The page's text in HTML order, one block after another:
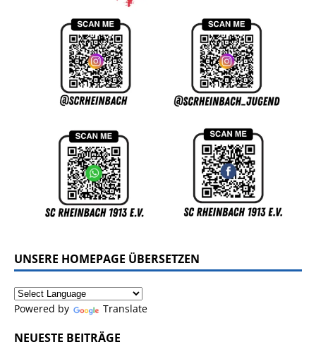
UNSERE HOMEPAGE ÜBERSETZEN
Powered by Translate
NEUESTE BEITRÄGE